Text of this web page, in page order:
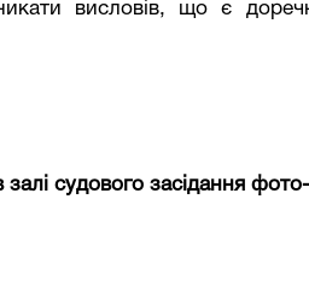
висловів, що є
судового засідання